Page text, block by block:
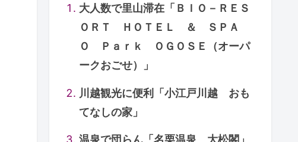
大人数で里山滞在「ＢＩＯ－ＲＥＳ
ＯＲＴ ＨＯＴＥＬ ＆ ＳＰＡ
Ｏ Ｐａｒｋ ＯＧＯＳＥ（オーパ
ークおごせ）」
川越観光に便利「小江戸川越 おも
てなしの家」
温泉で団らん「名栗温泉 大松閣」